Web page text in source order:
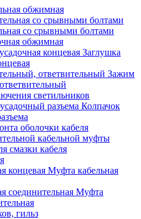
обжимная
со срывными болтами
обжимная
Заглушка
Зажим
светильников
Колпачок
оболочки кабеля
кабельной муфты
смазки кабеля
Муфта кабельная
Муфта
гильз